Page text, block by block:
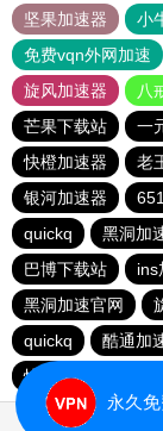
坚果加速器
小
免费vqn外网加速
旋风加速器
八
芒果下载站
一
快橙加速器
老
银河加速器
quickq
黑洞加
巴博下载站
ins
黑洞加速官网
quickq
酷通加
快橙加速器
永久